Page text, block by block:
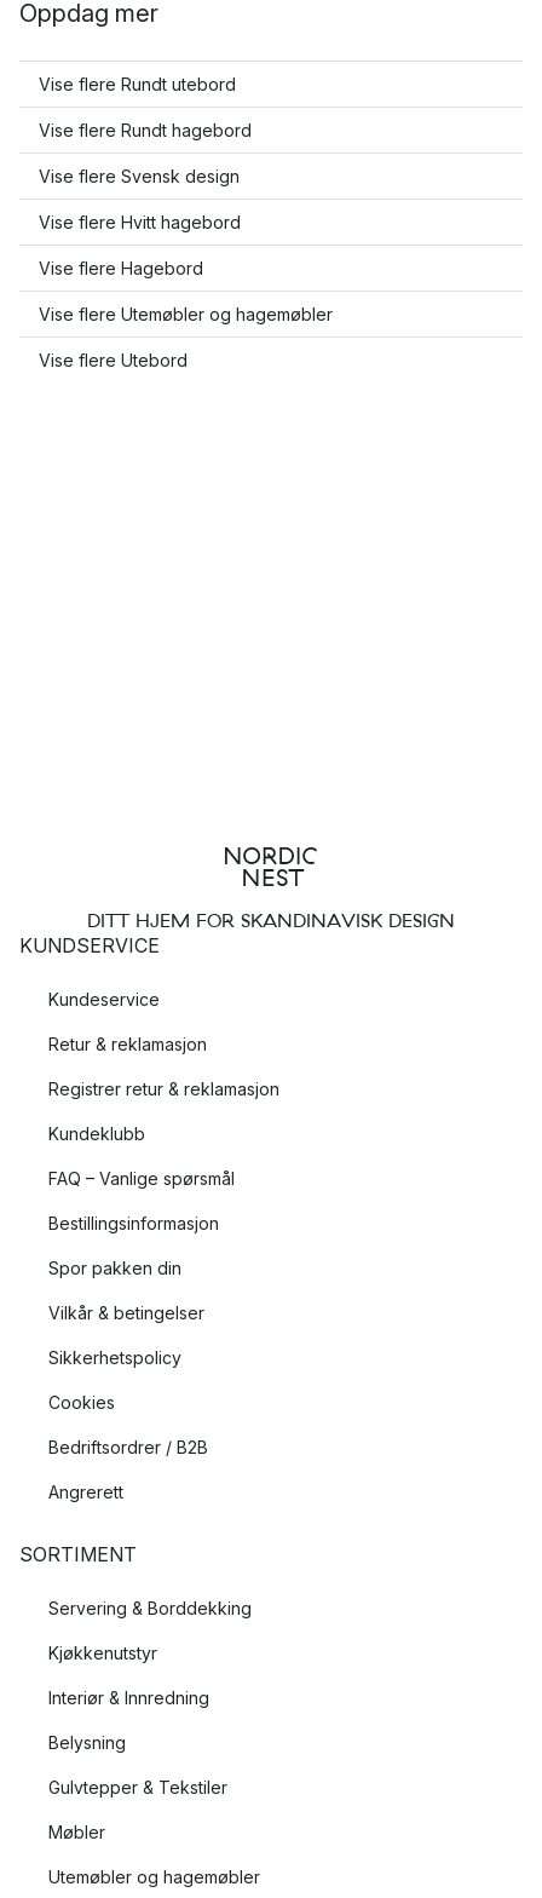
Oppdag mer
Vise flere Rundt utebord
Vise flere Rundt hagebord
Vise flere Svensk design
Vise flere Hvitt hagebord
Vise flere Hagebord
Vise flere Utemøbler og hagemøbler
Vise flere Utebord
DITT HJEM FOR SKANDINAVISK DESIGN
KUNDSERVICE
Kundeservice
Retur & reklamasjon
Registrer retur & reklamasjon
Kundeklubb
FAQ – Vanlige spørsmål
Bestillingsinformasjon
Spor pakken din
Vilkår & betingelser
Sikkerhetspolicy
Cookies
Bedriftsordrer / B2B
Angrerett
SORTIMENT
Servering & Borddekking
Kjøkkenutstyr
Interiør & Innredning
Belysning
Gulvtepper & Tekstiler
Møbler
Utemøbler og hagemøbler